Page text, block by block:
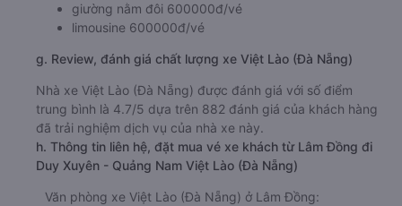
giường nằm đôi 600000đ/vé
limousine 600000đ/vé
g. Review, đánh giá chất lượng xe Việt Lào (Đà Nẵng)
Nhà xe Việt Lào (Đà Nẵng) được đánh giá với số điểm
trung bình là 4.7/5 dựa trên 882 đánh giá của khách hàng
đã trải nghiệm dịch vụ của nhà xe này.
h. Thông tin liên hệ, đặt mua vé xe khách từ Lâm Đồng đi
Duy Xuyên - Quảng Nam Việt Lào (Đà Nẵng)
Văn phòng xe Việt Lào (Đà Nẵng) ở Lâm Đồng: